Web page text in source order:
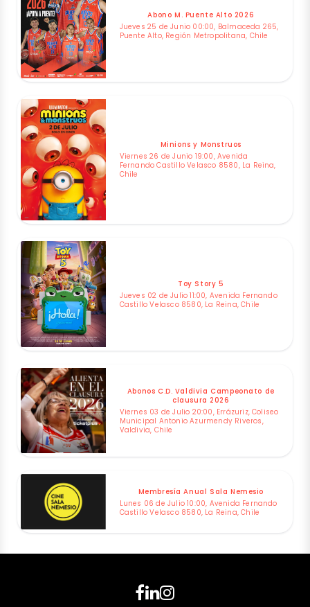
Abono M. Puente Alto 2026
Jueves 25 de Junio 00:00, Balmaceda 265,
Puente Alto, Región Metropolitana, Chile
Minions y Monstruos
Viernes 26 de Junio 19:00, Avenida
Fernando Castillo Velasco 8580, La Reina,
Chile
Toy Story 5
Jueves 02 de Julio 11:00, Avenida Fernando
Castillo Velasco 8580, La Reina, Chile
Abonos C.D. Valdivia Campeonato de
clausura 2026
Viernes 03 de Julio 20:00, Errázuriz, Coliseo
Municipal Antonio Azurmendy Riveros,
Valdivia, Chile
Membresía Anual Sala Nemesio
Lunes 06 de Julio 10:00, Avenida Fernando
Castillo Velasco 8580, La Reina, Chile